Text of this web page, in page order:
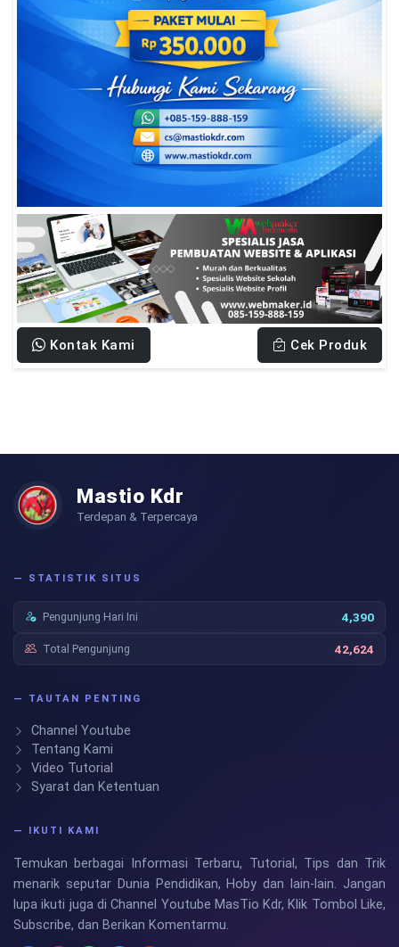
Kontak Kami Cek Produk
Mastio Kdr
Terdepan & Terpercaya
— STATISTIK SITUS
Pengunjung Hari Ini 4,390
Total Pengunjung 42,624
— TAUTAN PENTING
Channel Youtube
Tentang Kami
Video Tutorial
Syarat dan Ketentuan
— IKUTI KAMI
Temukan berbagai Informasi Terbaru, Tutorial, Tips dan Trik
menarik seputar Dunia Pendidikan, Hoby dan lain-lain. Jangan
lupa ikuti juga di Channel Youtube MasTio Kdr, Klik Tombol Like,
Subscribe, dan Berikan Komentarmu.